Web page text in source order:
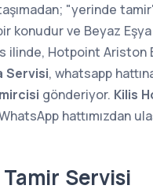
"yerinde
konudur ve Beyaz Eşya
ilinde, Hotpoint Ariston
Servisi, whatsapp
gönderiyor. Kilis
hattımızdan
Servisi